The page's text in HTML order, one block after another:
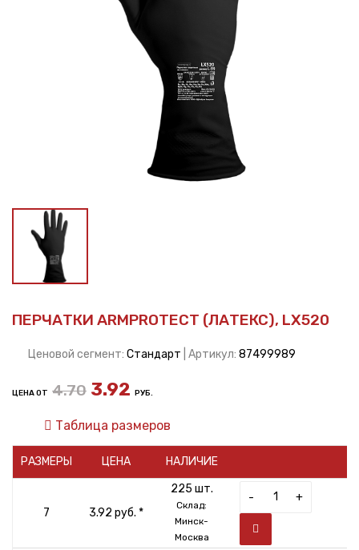
ПЕРЧАТКИ ARMPROTECT (ЛАТЕКС), LX520
Ценовой сегмент: Стандарт | Артикул: 87499989
ЦЕНА ОТ 4.70 3.92 РУБ.
Таблица размеров
РАЗМЕРЫ ЦЕНА НАЛИЧИЕ
7 3.92 руб. *
225 шт.
Склад:
Минск-
Москва
- +